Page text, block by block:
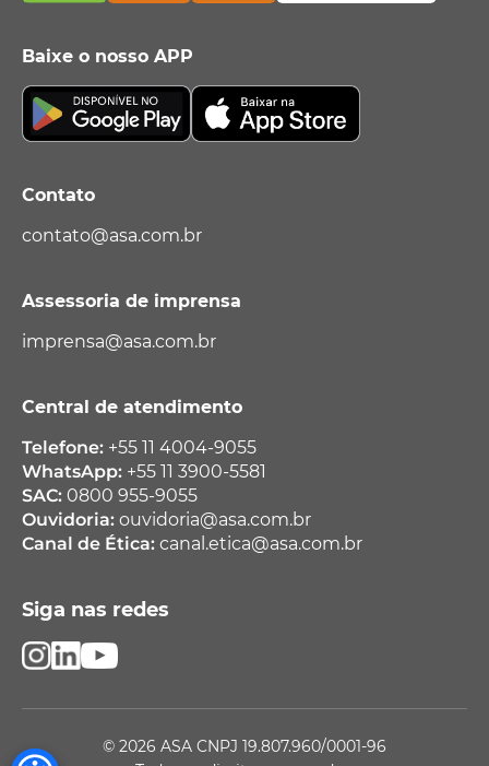
Baixe o nosso APP
Contato
contato@asa.com.br
Assessoria de imprensa
imprensa@asa.com.br
Central de atendimento
Telefone: +55 11 4004-9055
WhatsApp: +55 11 3900-5581
SAC: 0800 955-9055
Ouvidoria: ouvidoria@asa.com.br
Canal de Ética: canal.etica@asa.com.br
Siga nas redes
© 2026 ASA CNPJ 19.807.960/0001-96